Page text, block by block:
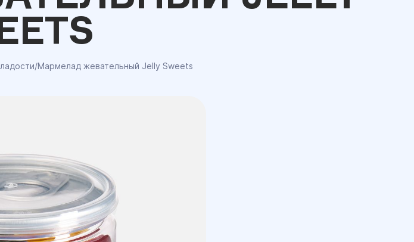
/Мармелад жевательный Jelly Sweets